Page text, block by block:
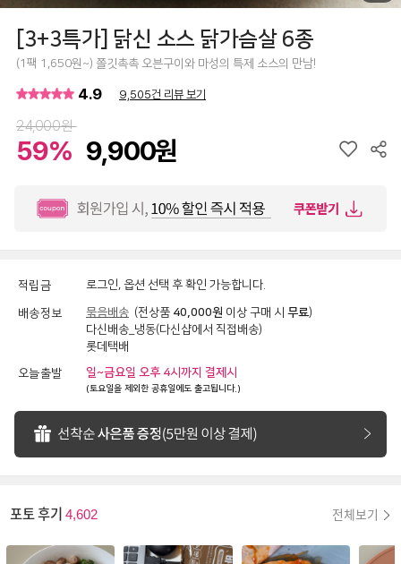
[3+3특가] 닭신 소스 닭가슴살 6종
(1팩 1,650원~) 쫄깃촉촉 오븐구이와 마성의 특제 소스의 만남!
4.9 9,505건 리뷰 보기
24,000원
59% 9,900원
적립금 로그인, 옵션 선택 후 확인 가능합니다.
배송정보 묶음배송 (전상품 40,000원 이상 구매 시 무료)
다신배송_냉동(다신샵에서 직접배송)
롯데택배
오늘출발 일~금요일 오후 4시까지 결제시
(토요일을 제외한 공휴일에도 출고됩니다.)
포토 후기 4,602 전체보기